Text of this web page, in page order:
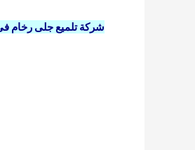
شركة تلميع جلى رخام فى العين